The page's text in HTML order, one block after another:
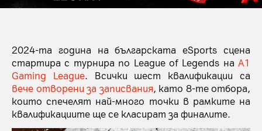
2024-та година на българската eSports сцена
стартира с турнира по League of Legends на A1
Gaming League. Всички шест квалификации са
вече отворени за записвания, като 8-те отбора,
които спечелят най-много точки в рамките на
квалификациите ще се класират за финалите.